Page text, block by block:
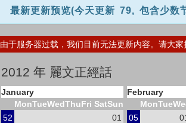
最新更新预览(今天更新 79, 包含少数
由于服务器过载，我们目前无法更新内容。请大
2012 年 麗文正經話
January
MonTueWedThuFri SatSun
52
01
February
MonTue
05